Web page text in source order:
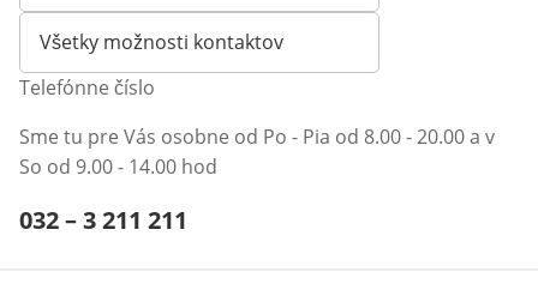
Všetky možnosti kontaktov
Telefónne číslo
Sme tu pre Vás osobne od Po - Pia od 8.00 - 20.00 a v
So od 9.00 - 14.00 hod
Telefónne číslo:
032 – 3 211 211